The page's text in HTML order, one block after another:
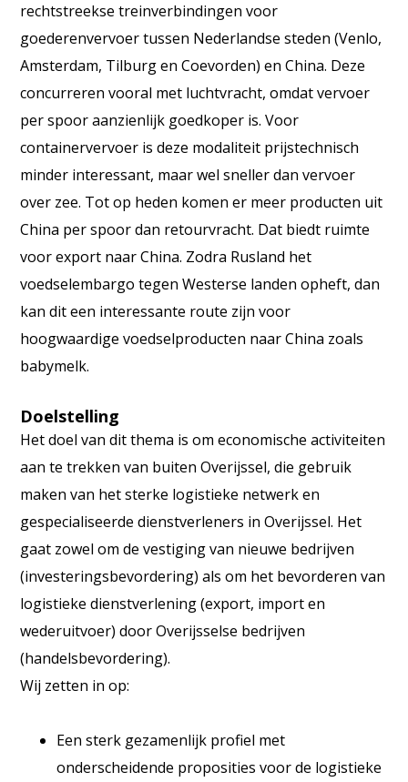
rechtstreekse treinverbindingen voor
goederenvervoer tussen Nederlandse steden (Venlo,
Amsterdam, Tilburg en Coevorden) en China. Deze
concurreren vooral met luchtvracht, omdat vervoer
per spoor aanzienlijk goedkoper is. Voor
containervervoer is deze modaliteit prijstechnisch
minder interessant, maar wel sneller dan vervoer
over zee. Tot op heden komen er meer producten uit
China per spoor dan retourvracht. Dat biedt ruimte
voor export naar China. Zodra Rusland het
voedselembargo tegen Westerse landen opheft, dan
kan dit een interessante route zijn voor
hoogwaardige voedselproducten naar China zoals
babymelk.
Doelstelling
Het doel van dit thema is om economische activiteiten
aan te trekken van buiten Overijssel, die gebruik
maken van het sterke logistieke netwerk en
gespecialiseerde dienstverleners in Overijssel. Het
gaat zowel om de vestiging van nieuwe bedrijven
(investeringsbevordering) als om het bevorderen van
logistieke dienstverlening (export, import en
wederuitvoer) door Overijsselse bedrijven
(handelsbevordering).
Wij zetten in op:
Een sterk gezamenlijk profiel met
onderscheidende proposities voor de logistieke